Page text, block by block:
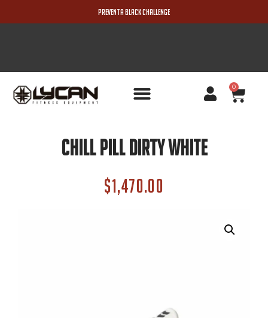
PREVENTA BLACK CHALLENGE
0
CHILL PILL DIRTY WHITE
$1,470.00